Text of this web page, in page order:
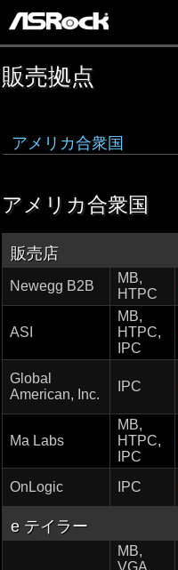
販売拠点
アメリカ合衆国
販売店
Newegg B2B
MB,
HTPC
ASI
MB,
HTPC,
IPC
Global
American, Inc.
IPC
Ma Labs
MB,
HTPC,
IPC
OnLogic IPC
e テイラー
MB,
VGA,